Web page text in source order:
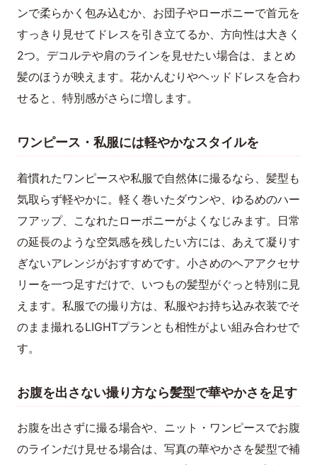
ンで柔らかく包み込むか、お団子やローポニーで首元を
すっきり見せてドレスを引き立てるか、方向性は大きく
2つ。デコルテや肩のラインを見せたい場合は、まとめ
髪のほうが映えます。花かんむりやヘッドドレスを合わ
せると、特別感がさらに増します。
ワンピース・私服には軽やかなスタイルを
着慣れたワンピースや私服で自然体に撮るなら、髪型も
気取らず軽やかに。軽く巻いたダウンや、ゆるめのハー
フアップ、こなれたローポニーがよくなじみます。日常
の延長のような空気感を残したい方には、あえて凝りす
ぎないアレンジがおすすめです。小さめのヘアアクセサ
リーを一つ足すだけで、いつもの髪型がぐっと特別に見
えます。私服での撮り方は、私服やお持ち込み衣装でそ
のまま撮れるLIGHTプランとも相性がよい組み合わせで
す。
お腹を出さない撮り方なら髪型で華やかさを足す
お腹を出さずに撮る場合や、ニット・ワンピースでお腹
のラインだけ見せる場合は、写真の華やかさを髪型で補